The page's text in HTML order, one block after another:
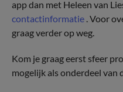
app dan met Heleen van
contactinformatie . Voor
graag verder op weg.
Kom je graag eerst sfeer
mogelijk als onderdeel